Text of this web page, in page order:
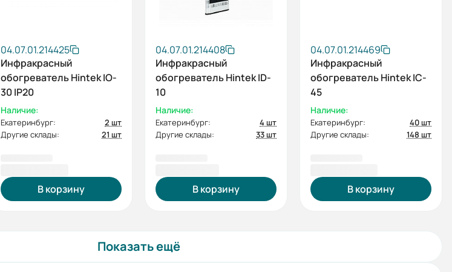
04.07.01.214425
Инфракрасный
обогреватель Hintek IO-
30 IP20
Наличие:
Екатеринбург:
2 шт
Другие склады:
21 шт
В корзину
04.07.01.214408
Инфракрасный
обогреватель Hintek ID-
10
Наличие:
Екатеринбург:
4 шт
Другие склады:
33 шт
В корзину
04.07.01.214469
Инфракрасный
обогреватель Hintek IC-
45
Наличие:
Екатеринбург:
40 шт
Другие склады:
148 шт
В корзину
Показать ещё